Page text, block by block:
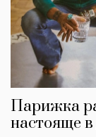
Парижка
настояще